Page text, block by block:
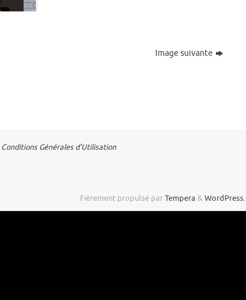
Image suivante
Conditions Générales d'Utilisation
Fièrement propulsé parTempera & WordPress.